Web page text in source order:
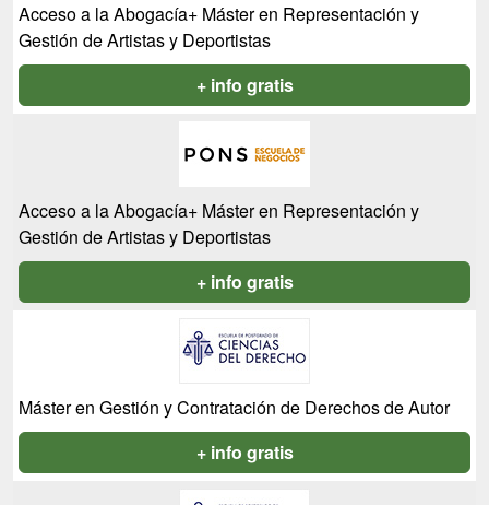
Acceso a la Abogacía+ Máster en Representación y
Gestión de Artistas y Deportistas
+ info gratis
Acceso a la Abogacía+ Máster en Representación y
Gestión de Artistas y Deportistas
+ info gratis
Máster en Gestión y Contratación de Derechos de Autor
+ info gratis